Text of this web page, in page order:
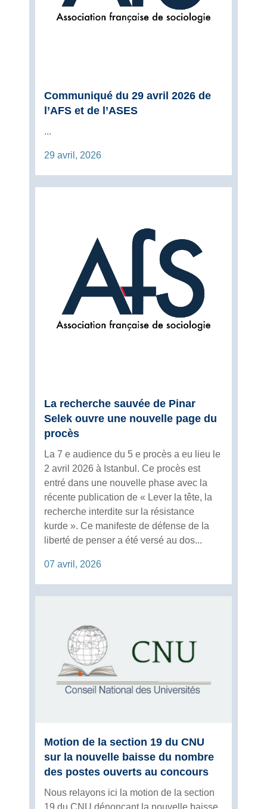
Communiqué du 29 avril 2026 de
l’AFS et de l’ASES
...
29 avril, 2026
La recherche sauvée de Pinar
Selek ouvre une nouvelle page du
procès
La 7 e audience du 5 e procès a eu lieu le
2 avril 2026 à Istanbul. Ce procès est
entré dans une nouvelle phase avec la
récente publication de « Lever la tête, la
recherche interdite sur la résistance
kurde ». Ce manifeste de défense de la
liberté de penser a été versé au dos...
07 avril, 2026
Motion de la section 19 du CNU
sur la nouvelle baisse du nombre
des postes ouverts au concours
Nous relayons ici la motion de la section
19 du CNU dénonçant la nouvelle baisse